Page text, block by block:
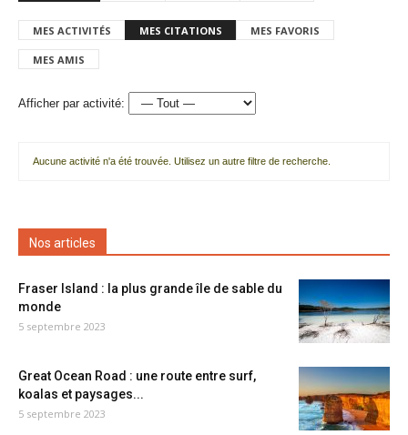
MES ACTIVITÉS MES CITATIONS MES FAVORIS
MES AMIS
Afficher par activité:
Aucune activité n'a été trouvée. Utilisez un autre filtre de recherche.
Nos articles
Fraser Island : la plus grande île de sable du
monde
5 septembre 2023
Great Ocean Road : une route entre surf,
koalas et paysages...
5 septembre 2023